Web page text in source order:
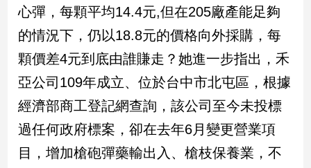
社
會/
地
方
新
病
毒
專
區
心彈，每顆平均14.4元,但在205廠產能足夠
的情況下，仍以18.8元的價格向外採購，每
顆價差4元到底由誰賺走？她進一步指出，禾
亞公司109年成立、位於台中市北屯區，根據
經濟部商工登記網查詢，該公司至今未投標
過任何政府標案，卻在去年6月變更營業項
目，增加槍砲彈藥輸出入、槍枝保養業，不